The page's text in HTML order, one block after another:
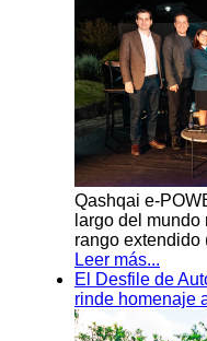
Qashqai e-
largo del
rango
Leer más...
El Desfile de
rinde homenaje